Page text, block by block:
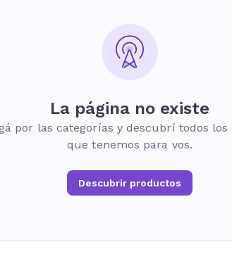
La página no existe
por las categorías y descubrí todos
que tenemos para vos.
Descubrir productos